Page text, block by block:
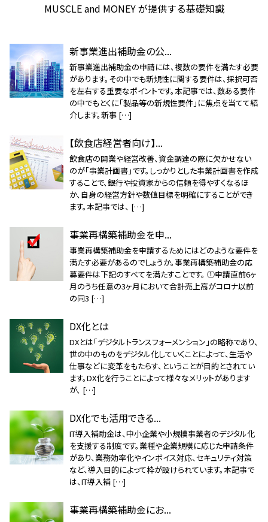
MUSCLE and MONEY が提供する基礎知識
新事業進出補助金の公...
新事業進出補助金の申請には、複数の要件を満たす必要
があります。その中でも新規性に関する要件は、採択可否
を左右する重要なポイントです。本記事では、数ある要件
の中でもとくに「製品等の新規性要件」に焦点を当てて紹
介します。新事 […]
【飲食店経営者向け】...
飲食店の開業や経営改善、資金調達の際に欠かせない
のが「事業計画書」です。しっかりとした事業計画書を作成
することで、銀行や投資家からの信頼を得やすくなるほ
か、自身の経営方針や数値目標を明確にすることができ
ます。本記事では、 […]
事業再構築補助金を申...
事業再構築補助金を申請するためにはどのような要件を
満たす必要があるのでしょうか。事業再構築補助金の応
募要件は下記のすべてを満たすことです。 ①申請直前6ヶ
月のうち任意の3ヶ月において合計売上高がコロナ以前
の同3 […]
DX化とは
DXとは「デジタルトランスフォーメンション」の略称であり、
世の中のものをデジタル化していくことによって、生活や
仕事などに変革をもたらす、ということが目的とされてい
ます。DX化を行うことによって様々なメリットがあります
が、 […]
DX化でも活用できる...
IT導入補助金は、中小企業や小規模事業者のデジタル化
を支援する制度です。業種や企業規模に応じた申請条件
があり、業務効率化やインボイス対応、セキュリティ対策
など、導入目的によって枠が設けられています。本記事で
は、IT導入補 […]
事業再構築補助金にお...